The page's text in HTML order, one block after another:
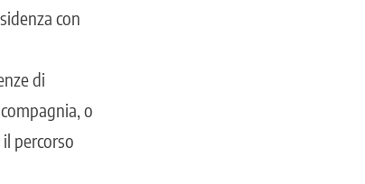
con
di
o
percorso